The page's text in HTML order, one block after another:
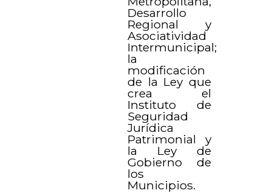
Desarrollo
Regional y
Asociatividad
Intermunicipal;
la
modificación
de la Ley que
crea el
Instituto de
Seguridad
Jurídica
Patrimonial y
la Ley de
Gobierno de
los
Municipios.